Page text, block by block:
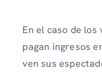
En el caso de
pagan ingresos
ven sus